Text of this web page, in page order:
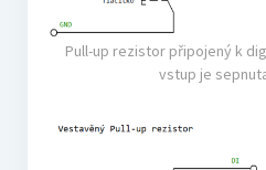
Pull-up rezistor připojený k
vstup je